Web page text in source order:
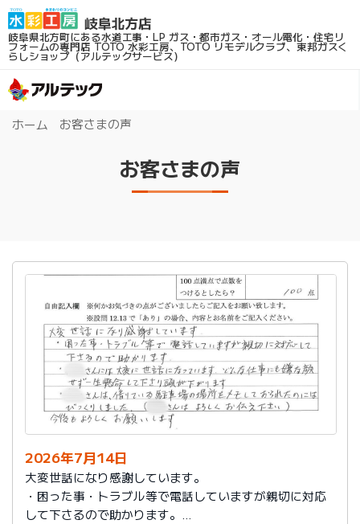
岐阜県北方町にある水道工事・LP ガス・都市ガス・オール電化・住宅リ
フォームの専門店TOTO 水彩工房、TOTO リモデルクラブ、東邦ガスく
らしショップ（アルテックサービス）
ホーム お客さまの声
お客さまの声
2026年7月14日
大変世話になり感謝しています。
・困った事・トラブル等で電話していますが親切に対応
して下さるので助かります。